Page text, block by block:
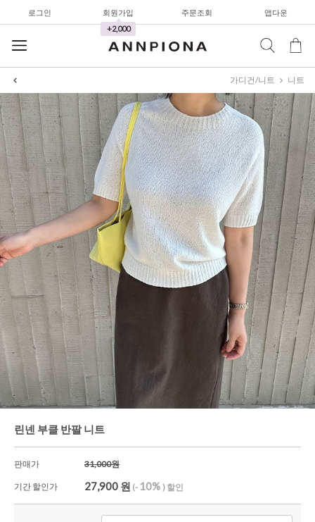
로그인
회원가입
+2,000
주문조회 앱다운
셔츠&블라우스
가디건/니트
와이드팬츠
한정세일
셔츠&블라우스
가디건/니트
와이드팬츠
한정세일
와이드팬츠
한정세일
가디건/니트 니트
린넨 부클 반팔 니트
판매가 31,000원
기간 할인가 27,900 원 (- 10% ) 할인